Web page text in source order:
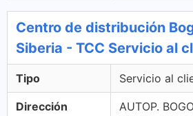
Centro de distribución
Siberia - TCC Servicio al
Tipo Servicio al
Dirección
AUTOP.